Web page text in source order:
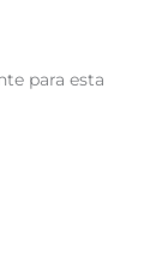
para esta